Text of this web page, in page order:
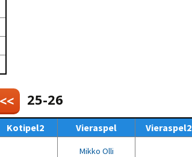
Maahanmuuttajien
kotouttaminen ja
sukupuolten tasa-arvo
pöytätenniksessä
kattavan osallisuuden
kautta
25-26
Kotipel2 Vieraspel Vieraspel2
Mikko Olli